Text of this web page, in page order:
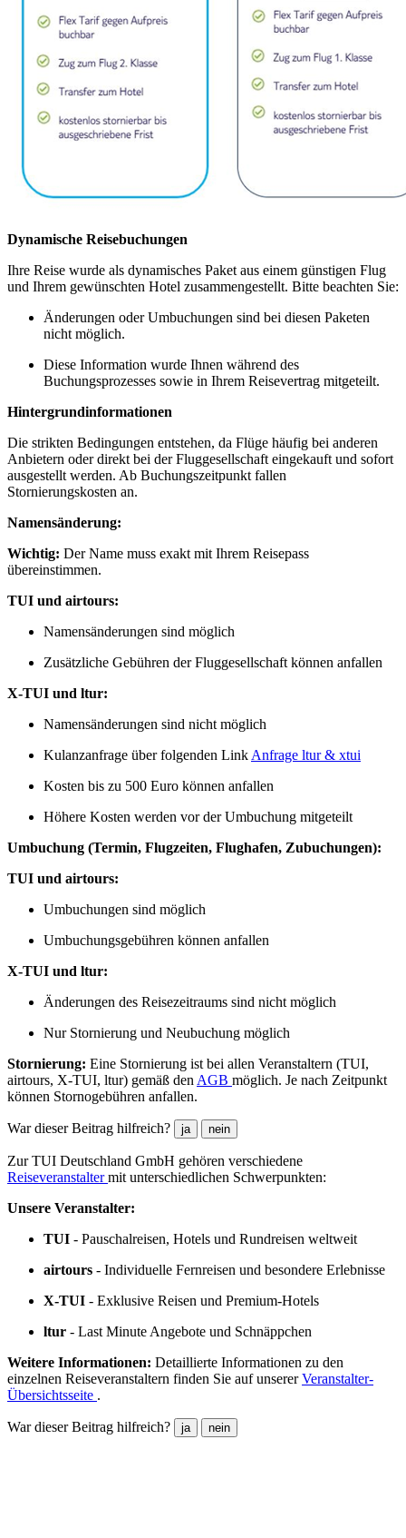
Dynamische Reisebuchungen
Ihre Reise wurde als dynamisches Paket aus einem günstigen Flug
und Ihrem gewünschten Hotel zusammengestellt. Bitte beachten Sie:
Änderungen oder Umbuchungen sind bei diesen Paketen
nicht möglich.
Diese Information wurde Ihnen während des
Buchungsprozesses sowie in Ihrem Reisevertrag mitgeteilt.
Hintergrundinformationen
Die strikten Bedingungen entstehen, da Flüge häufig bei anderen
Anbietern oder direkt bei der Fluggesellschaft eingekauft und sofort
ausgestellt werden. Ab Buchungszeitpunkt fallen
Stornierungskosten an.
Namensänderung:
Wichtig: Der Name muss exakt mit Ihrem Reisepass
übereinstimmen.
TUI und airtours:
Namensänderungen sind möglich
Zusätzliche Gebühren der Fluggesellschaft können anfallen
X-TUI und ltur:
Namensänderungen sind nicht möglich
Kulanzanfrage über folgenden Link ⁣Anfrage ltur & xtui
Kosten bis zu 500 Euro können anfallen
Höhere Kosten werden vor der Umbuchung mitgeteilt
Umbuchung (Termin, Flugzeiten, Flughafen, Zubuchungen):
TUI und airtours:
Umbuchungen sind möglich
Umbuchungsgebühren können anfallen
X-TUI und ltur:
Änderungen des Reisezeitraums sind nicht möglich
Nur Stornierung und Neubuchung möglich
Stornierung: Eine Stornierung ist bei allen Veranstaltern (TUI,
airtours, X-TUI, ltur) gemäß den AGB möglich. Je nach Zeitpunkt
können Stornogebühren anfallen.
War dieser Beitrag hilfreich? ja nein
Zur TUI Deutschland GmbH gehören verschiedene
Reiseveranstaltermit unterschiedlichen Schwerpunkten:
Unsere Veranstalter:
TUI - Pauschalreisen, Hotels und Rundreisen weltweit
airtours - Individuelle Fernreisen und besondere Erlebnisse
X-TUI - Exklusive Reisen und Premium-Hotels
ltur - Last Minute Angebote und Schnäppchen
Weitere Informationen: Detaillierte Informationen zu den
einzelnen Reiseveranstaltern finden Sie auf unsererVeranstalter-
Übersichtsseite .
War dieser Beitrag hilfreich? ja nein